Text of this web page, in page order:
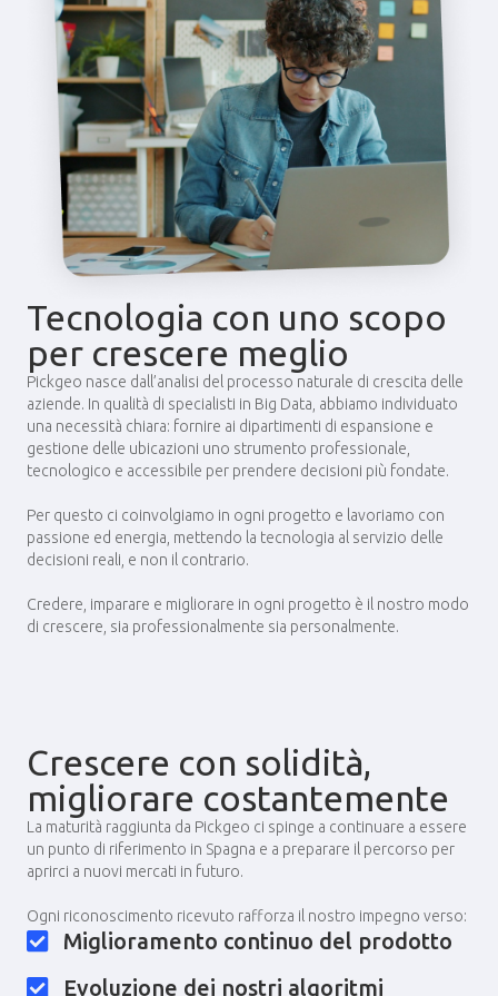
Tecnologia con uno scopo
per crescere meglio
Pickgeo nasce dall’analisi del processo naturale di crescita delle
aziende. In qualità di specialisti in Big Data, abbiamo individuato
una necessità chiara: fornire ai dipartimenti di espansione e
gestione delle ubicazioni uno strumento professionale,
tecnologico e accessibile per prendere decisioni più fondate.
Per questo ci coinvolgiamo in ogni progetto e lavoriamo con
passione ed energia, mettendo la tecnologia al servizio delle
decisioni reali, e non il contrario.
Credere, imparare e migliorare in ogni progetto è il nostro modo
di crescere, sia professionalmente sia personalmente.
Crescere con solidità,
migliorare costantemente
La maturità raggiunta da Pickgeo ci spinge a continuare a essere
un punto di riferimento in Spagna e a preparare il percorso per
aprirci a nuovi mercati in futuro.
Ogni riconoscimento ricevuto rafforza il nostro impegno verso:
Miglioramento continuo del prodotto
Evoluzione dei nostri algoritmi